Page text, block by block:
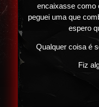
encaixasse como
peguei uma que
espero
Qualquer coisa é
Fiz